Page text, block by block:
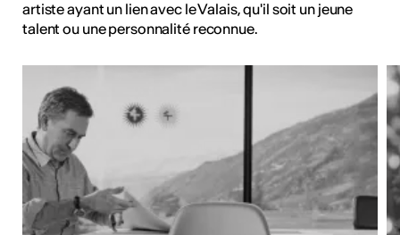
artiste ayant un lien avec le Valais, qu'il soit un jeune
talent ou une personnalité reconnue.